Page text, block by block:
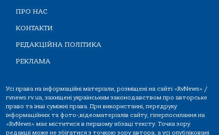
ПРО НАС
КОНТАКТИ
РЕДАКЦІЙНА ПОЛІТИКА
РЕКЛАМА
Усі права на інформаційні матеріали, розміщені на сайті «RvNews» /
rvnews.rv.ua, захищені українським законодавством про авторське
право та інші суміжні права. При використанні, передруку
інформаційних та фото-,відеоматеріалів сайту, гіперпосилання на
«RvNews» має міститися в першому абзаці тексту. Точка зору
редакції може не збігатися з точкою зору автора, а усі опубліковані